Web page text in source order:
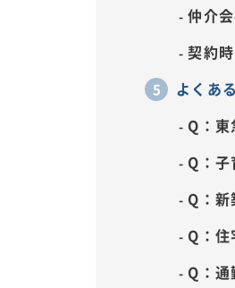
仲介
契約
よくあ
Q：
Q：子
Q：
Q：住
Q：通